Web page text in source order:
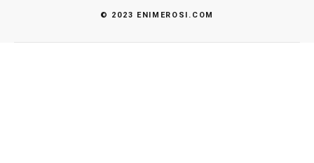
© 2023 ENIMEROSI.COM